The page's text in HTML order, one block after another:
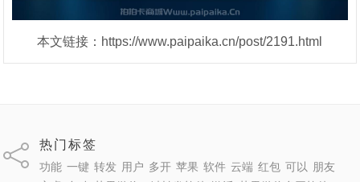
本文链接：https://www.paipaika.cn/post/2191.html
热门标签
功能 一键 转发 用户 多开 苹果 软件 云端 红包 可以 朋友